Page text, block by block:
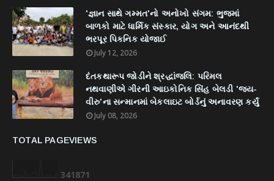
'જ્ઞાન સાથે ગમ્મત'નો અનોખો સંગમ: ભુજમાં
બાળકો માટે ધાર્મિક સંસ્કાર, યોગ અને આનંદથી
ભરપૂર પિકનિક યોજાઈ
July 12, 2026
દંતકથારૂપ જોડીને શ્રદ્ધાંજલિ: પરિમલ
નથવાણીએ ગીરની આઇકોનિક સિંહ બેલડી 'જય-
વીરુ'ના સન્માનમાં બેકલાઇટ બોર્ડનું અનાવરણ કર્યું
July 08, 2026
TOTAL PAGEVIEWS
341871